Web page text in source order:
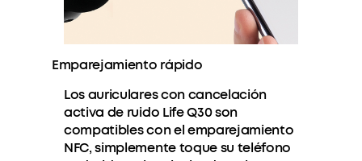
Emparejamiento rápido
Los auriculares con cancelación
activa de ruido Life Q30 son
compatibles con el emparejamiento
NFC, simplemente toque su teléfono